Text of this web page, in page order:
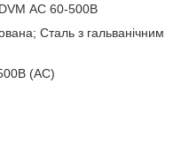
АC 60-500В
Сталь з гальванічним
(АС)